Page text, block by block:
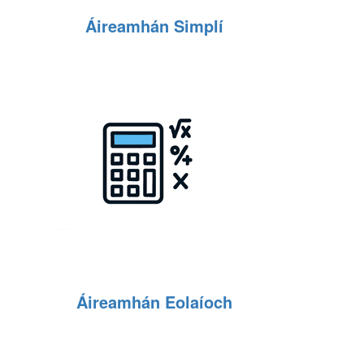
Áireamhán Simplí
Áireamhán Eolaíoch